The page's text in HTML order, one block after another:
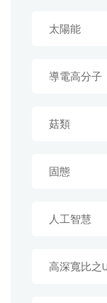
太陽能
導電高分子
菇類
固態
人工智慧
高深寬比之